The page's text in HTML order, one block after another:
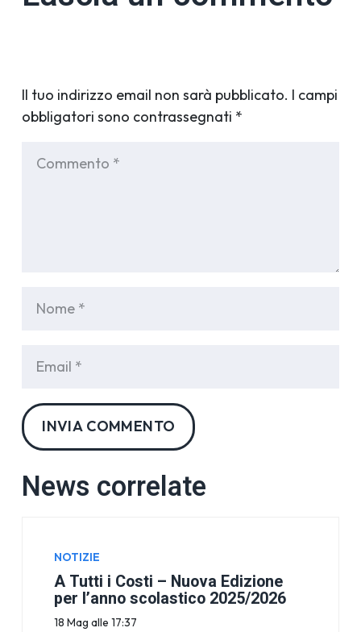
Il tuo indirizzo email non sarà pubblicato. I campi
obbligatori sono contrassegnati *
INVIA COMMENTO
News correlate
NOTIZIE
A Tutti i Costi – Nuova Edizione
per l’anno scolastico 2025/2026
18 Mag alle 17:37